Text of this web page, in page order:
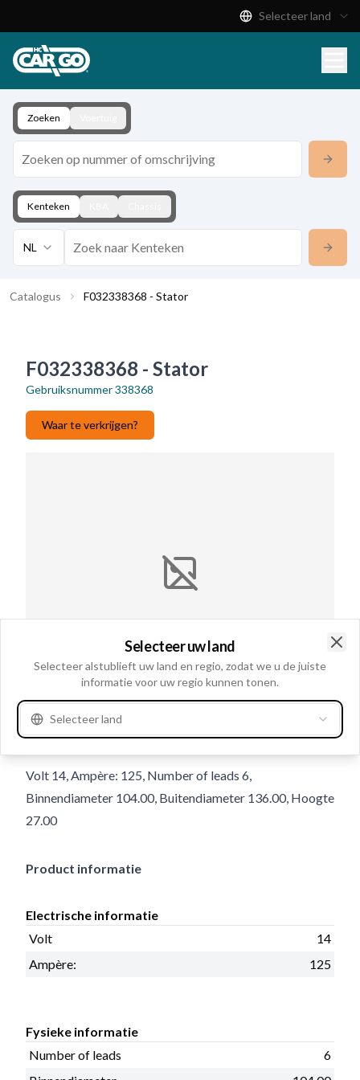
Download
Contact
Selecteer land
Zoeken
Kenteken
NL
Catalogus F032338368 - Stator
F032338368 - Stator
Gebruiksnummer338368
Waar te verkrijgen?
Gebruiksnummer 338368
Volt 14, Ampère: 125, Number of leads 6,
Binnendiameter 104.00, Buitendiameter 136.00, Hoogte
27.00
Product informatie
Electrische informatie
Volt
14
Ampère:
125
Fysieke informatie
Number of leads
6
Selecteer uw land
Selecteer alstublieft uw land en regio, zodat we u de juiste
informatie voor uw regio kunnen tonen.
Selecteer land